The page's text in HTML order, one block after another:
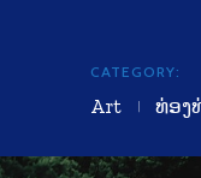
CATEGORY:
Art ທ່ອງ